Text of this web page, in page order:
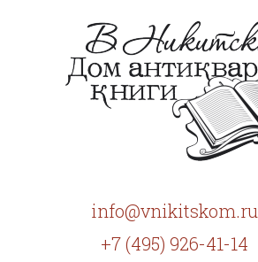
info@vnikitskom.ru
+7 (495) 926-41-14